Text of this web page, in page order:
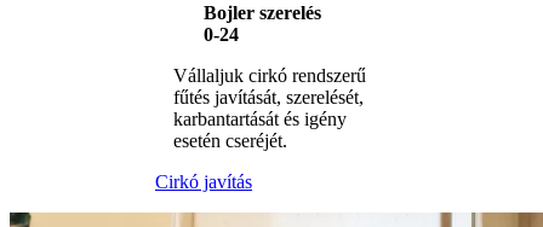
Bojler szerelés
0-24
Vállaljuk cirkó rendszerű
fűtés javítását, szerelését,
karbantartását és igény
esetén cseréjét.
Cirkó javítás